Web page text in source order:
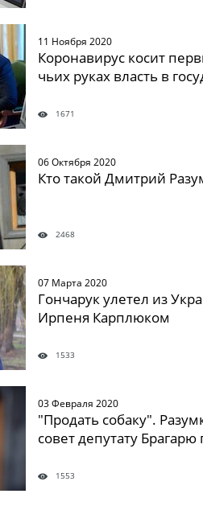
11 Ноября 2020
Коронавирус косит
чьих руках власть в
1671
06 Октября 2020
Кто такой Дмитрий
2468
07 Марта 2020
Гончарук улетел из
Ирпеня Карплюком
1533
03 Февраля 2020
"Продать собаку".
совет депутату Брагарю
1553